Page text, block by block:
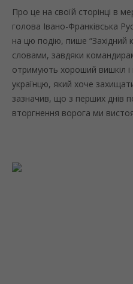
Про це на своїй сторінці в
голова Івано-Франківська
на цю подію, пише “Західний
словами, завдяки
отримують хороший вишкіл
українцю, який хоче
зазначив, що з перших днів
вторгнення ворога ми